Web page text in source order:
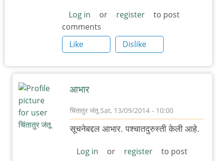
Log in or register
to post
comments
Like
Dislike
आभार
चिंतातुर जंतूSat, 13/09/2014 - 10:00
reply
सूचनेबद्दल आभार. पश्चातदुरुस्ती केली आहे.
Log in or register
to post